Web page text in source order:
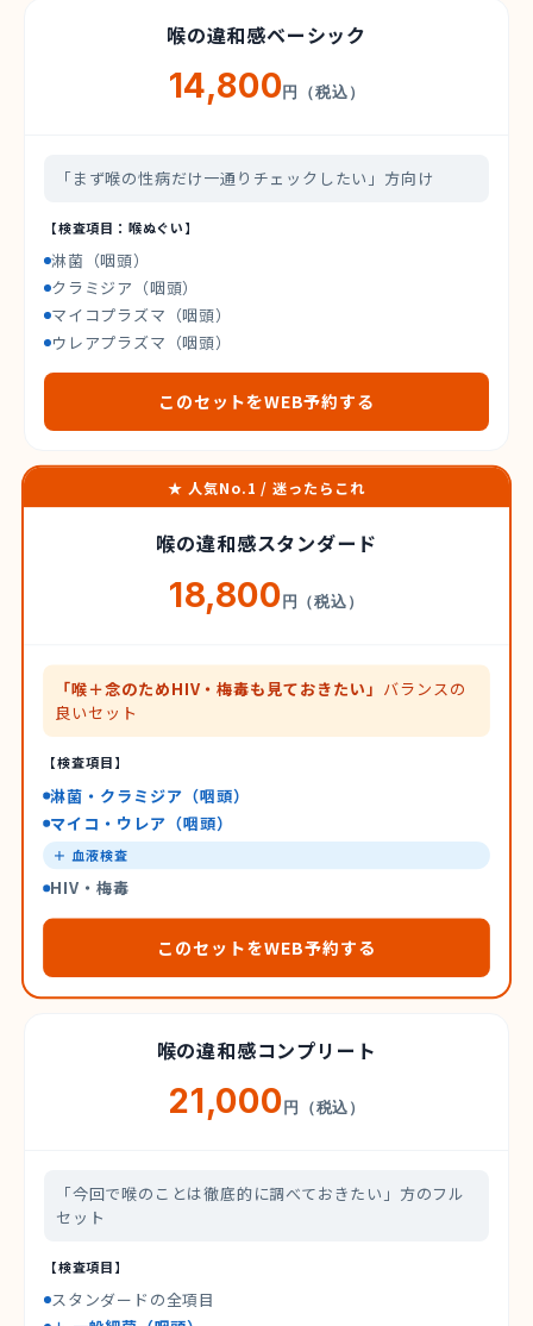
喉の違和感ベーシック
14,800円（税込）
「まず喉の性病だけ一通りチェックしたい」方向け
【検査項目：喉ぬぐい】
淋菌（咽頭）
クラミジア（咽頭）
マイコプラズマ（咽頭）
ウレアプラズマ（咽頭）
このセットをWEB予約する
★ 人気No.1 / 迷ったらこれ
喉の違和感スタンダード
18,800円（税込）
「喉＋念のためHIV・梅毒も見ておきたい」 バランスの
良いセット
【検査項目】
淋菌・クラミジア（咽頭）
マイコ・ウレア（咽頭）
＋ 血液検査
HIV・梅毒
このセットをWEB予約する
喉の違和感コンプリート
21,000円（税込）
「今回で喉のことは徹底的に調べておきたい」方のフル
セット
【検査項目】
スタンダードの全項目